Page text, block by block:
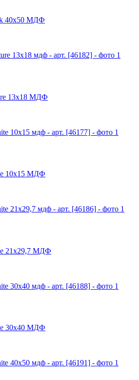
40x50 МДФ
13x18 МДФ
10x15 МДФ
21x29,7 МДФ
30x40 МДФ